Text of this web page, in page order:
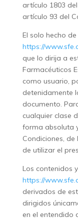
artículo 1803
artículo 93 del
El solo hecho
https://
que lo dirija a
Farmacéuticos
como usuario,
detenidamente
documento.
cualquier clase
forma absoluta
Condiciones,
de utilizar el
Los contenidos
https://
derivados de
dirigidos
en el entendido